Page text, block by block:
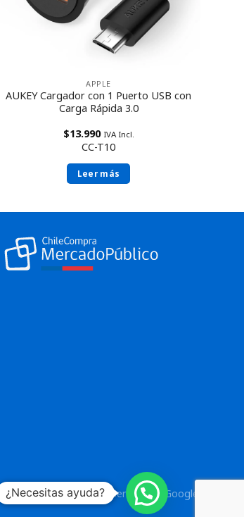
APPLE
AUKEY Cargador con 1 Puerto USB con
Carga Rápida 3.0
$13.990 IVA Incl.
CC-T10
Leer más
y losTérminos del Serviciode Google.
¿Necesitas ayuda?